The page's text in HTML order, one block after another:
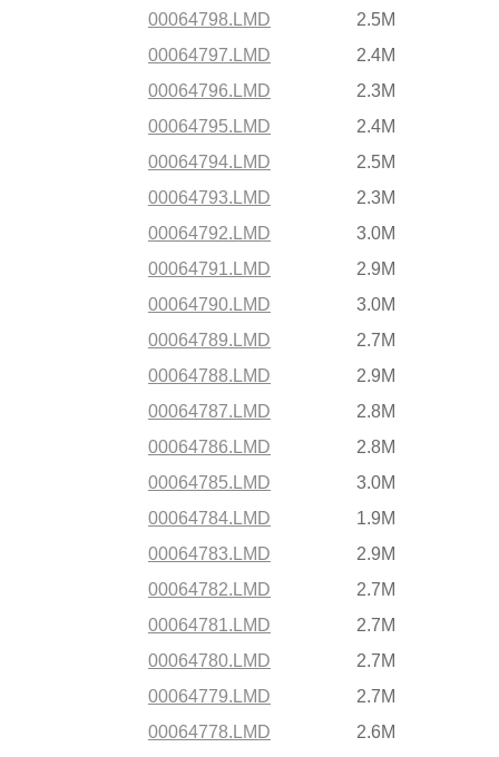
00064798.LMD
2.5M
00064797.LMD
2.4M
00064796.LMD
2.3M
00064795.LMD
2.4M
00064794.LMD
2.5M
00064793.LMD
2.3M
00064792.LMD
3.0M
00064791.LMD
2.9M
00064790.LMD
3.0M
00064789.LMD
2.7M
00064788.LMD
2.9M
00064787.LMD
2.8M
00064786.LMD
2.8M
00064785.LMD
3.0M
00064784.LMD
1.9M
00064783.LMD
2.9M
00064782.LMD
2.7M
00064781.LMD
2.7M
00064780.LMD
2.7M
00064779.LMD
2.7M
00064778.LMD
2.6M